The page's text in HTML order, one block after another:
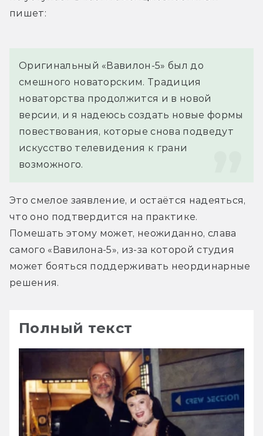
пишет:
Оригинальный «Вавилон-5» был до
смешного новаторским. Традиция
новаторства продолжится и в новой
версии, и я надеюсь создать новые формы
повествования, которые снова подведут
искусство телевидения к грани
возможного.
Это смелое заявление, и остаётся надеяться,
что оно подтвердится на практике.
Помешать этому может, неожиданно, слава
самого «Вавилона-5», из-за которой студия
может бояться поддерживать неординарные
решения.
Полный текст